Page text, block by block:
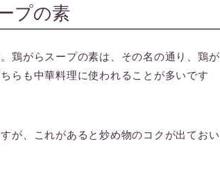
プの素
鶏がらスープの素は、その名の通り、鶏が
らも中華料理に使われることが多いです
が、これがあると炒め物のコクが出ておい